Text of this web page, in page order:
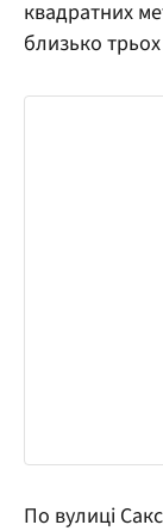
квадратних
близько
По вулиці